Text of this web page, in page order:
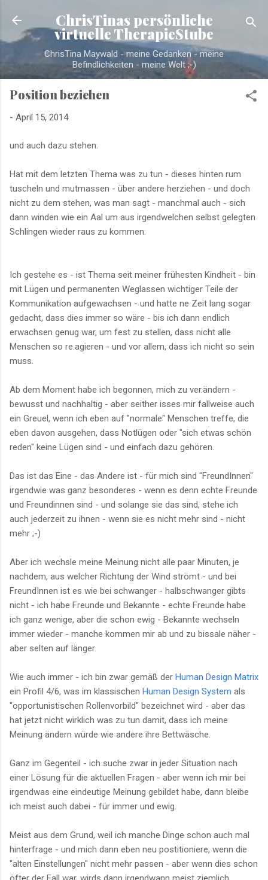
Direkt zum Hauptbereich
ChrisTinas persönliche
virtuelle TherapieStube
ChrisTina Maywald - meine Gedanken - meine
Befindlichkeiten - meine Welt ;-)
Position beziehen
- April 15, 2014
und auch dazu stehen.
Hat mit dem letzten Thema was zu tun - dieses hinten rum
tuscheln und mutmassen - über andere herziehen - und doch
nicht zu dem stehen, was man sagt - manchmal auch - sich
dann winden wie ein Aal um aus irgendwelchen selbst gelegten
Schlingen wieder raus zu kommen.
Ich gestehe es - ist Thema seit meiner frühesten Kindheit - bin
mit Lügen und permanenten Weglassen wichtiger Teile der
Kommunikation aufgewachsen - und hatte ne Zeit lang sogar
gedacht, dass dies immer so wäre - bis ich dann endlich
erwachsen genug war, um fest zu stellen, dass nicht alle
Menschen so re.agieren - und vor allem, dass ich nicht so sein
muss.
Ab dem Moment habe ich begonnen, mich zu ver.ändern -
bewusst und nachhaltig - aber seither isses mir fallweise auch
ein Greuel, wenn ich eben auf "normale" Menschen treffe, die
eben davon ausgehen, dass Notlügen oder "sich etwas schön
reden" keine Lügen sind - und einfach dazu gehören.
Das ist das Eine - das Andere ist - für mich sind "FreundInnen"
irgendwie was ganz besonderes - wenn es denn echte Freunde
und Freundinnen sind - und solange sie das sind, stehe ich
auch jederzeit zu ihnen - wenn sie es nicht mehr sind - nicht
mehr ;-)
Aber ich wechsle meine Meinung nicht alle paar Minuten, je
nachdem, aus welcher Richtung der Wind strömt - und bei
FreundInnen ist es wie bei schwanger - halbschwanger gibts
nicht - ich habe Freunde und Bekannte - echte Freunde habe
ich ganz wenige, aber die schon ewig - Bekannte wechseln
immer wieder - manche kommen mir ab und zu bissale näher -
aber selten auf länger.
Wie auch immer - ich bin zwar gemäß der Human Design Matrix
ein Profil 4/6, was im klassischen Human Design System als
"opportunistischen Rollenvorbild" bezeichnet wird - aber das
hat jetzt nicht wirklich was zu tun damit, dass ich meine
Meinung ändern würde wie andere ihre Bettwäsche.
Ganz im Gegenteil - ich suche zwar in jeder Situation nach
einer Lösung für die aktuellen Fragen - aber wenn ich mir bei
irgendwas eine eindeutige Meinung gebildet habe, dann bleibe
ich meist auch dabei - für immer und ewig.
Meist aus dem Grund, weil ich manche Dinge schon auch mal
hinterfrage - und mich dann eben neu postitioniere, wenn die
"alten Einstellungen" nicht mehr passen - aber wenn dies schon